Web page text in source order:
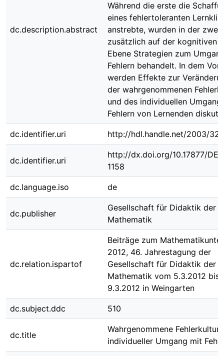
dc.description.abstract
Während die erste die
eines fehlertoleranten
anstrebte, wurden in der
zusätzlich auf der kognitiven
Ebene Strategien zum
Fehlern behandelt. In dem
werden Effekte zur
der wahrgenommenen
und des individuellen
Fehlern von Lernenden
dc.identifier.uri http://hdl.handle.net/2003/
dc.identifier.uri
http://dx.doi.org/10.17877/
1158
dc.language.iso de
dc.publisher
Gesellschaft für Didaktik der
Mathematik
dc.relation.ispartof
Beiträge zum
2012, 46. Jahrestagung der
Gesellschaft für Didaktik der
Mathematik vom 5.3.2012 bis
9.3.2012 in Weingarten
dc.subject.ddc 510
dc.title
Wahrgenommene Fehlerkultur
individueller Umgang mit